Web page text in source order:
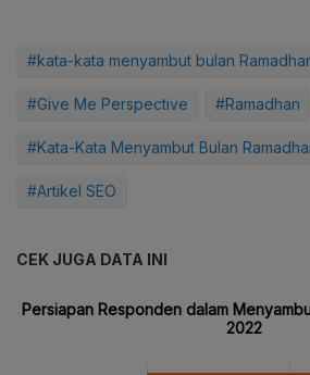
#kata-kata menyambut bulan
#Give Me Perspective #Ramadhan
#Kata-Kata Menyambut Bulan
#Artikel SEO
CEK JUGA DATA INI